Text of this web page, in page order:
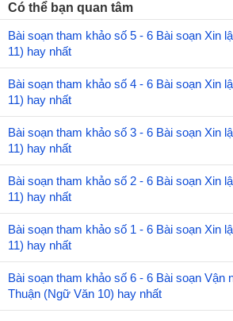
Có thể bạn quan tâm
Bài soạn tham khảo số 5 - 6 Bài soạn Xin
11) hay nhất
Bài soạn tham khảo số 4 - 6 Bài soạn Xin
11) hay nhất
Bài soạn tham khảo số 3 - 6 Bài soạn Xin
11) hay nhất
Bài soạn tham khảo số 2 - 6 Bài soạn Xin
11) hay nhất
Bài soạn tham khảo số 1 - 6 Bài soạn Xin
11) hay nhất
Bài soạn tham khảo số 6 - 6 Bài soạn Vận
Thuận (Ngữ Văn 10) hay nhất